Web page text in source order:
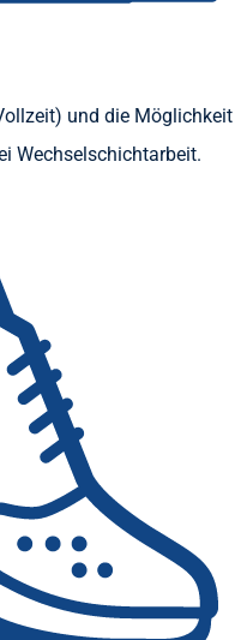
und die Möglichkeit
Wechselschichtarbeit.